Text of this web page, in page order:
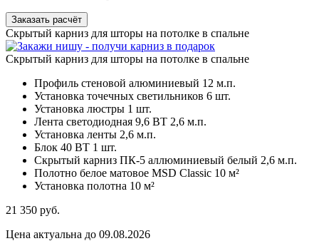
Заказать расчёт
Скрытый карниз для шторы на потолке в спальне
Скрытый карниз для шторы на потолке в спальне
Профиль стеновой алюминиевый 12 м.п.
Установка точечных светильников 6 шт.
Установка люстры 1 шт.
Лента светодиодная 9,6 ВТ 2,6 м.п.
Установка ленты 2,6 м.п.
Блок 40 ВТ 1 шт.
Скрытый карниз ПК-5 аллюминиевый белый 2,6 м.п.
Полотно белое матовое MSD Classic 10 м²
Установка полотна 10 м²
21 350 руб.
Цена актуальна до 09.08.2026